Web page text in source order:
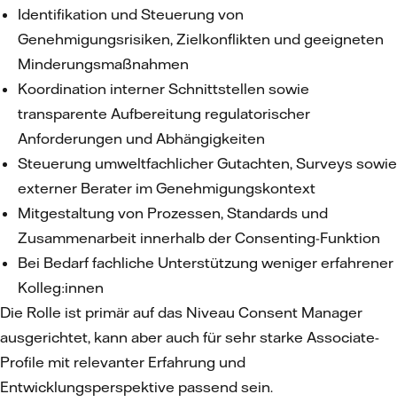
Identifikation und Steuerung von
Genehmigungsrisiken, Zielkonflikten und geeigneten
Minderungsmaßnahmen
Koordination interner Schnittstellen sowie
transparente Aufbereitung regulatorischer
Anforderungen und Abhängigkeiten
Steuerung umweltfachlicher Gutachten, Surveys sowie
externer Berater im Genehmigungskontext
Mitgestaltung von Prozessen, Standards und
Zusammenarbeit innerhalb der Consenting-Funktion
Bei Bedarf fachliche Unterstützung weniger erfahrener
Kolleg:innen
Die Rolle ist primär auf das Niveau Consent Manager
ausgerichtet, kann aber auch für sehr starke Associate-
Profile mit relevanter Erfahrung und
Entwicklungsperspektive passend sein.